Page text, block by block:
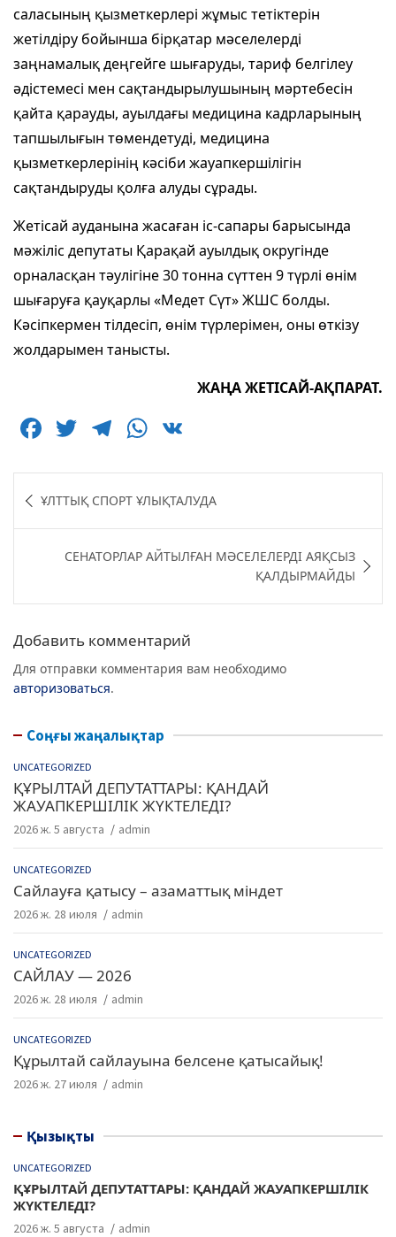
саласының қызметкерлері жұмыс тетіктерін
жетілдіру бойынша бірқатар мәселелерді
заңнамалық деңгейге шығаруды, тариф белгілеу
әдістемесі мен сақтандырылушының мәртебесін
қайта қарауды, ауылдағы медицина кадрларының
тапшылығын төмендетуді, медицина
қызметкерлерінің кәсіби жауапкершілігін
сақтандыруды қолға алуды сұрады.
Жетісай ауданына жасаған іс-сапары барысында
мәжіліс депутаты Қарақай ауылдық округінде
орналасқан тәулігіне 30 тонна сүттен 9 түрлі өнім
шығаруға қауқарлы «Медет Сүт» ЖШС болды.
Кәсіпкермен тілдесіп, өнім түрлерімен, оны өткізу
жолдарымен танысты.
ЖАҢА ЖЕТІСАЙ-АҚПАРАТ.
F
c
e
b
o
T
itt
er
T
e
g
ra
m
W
at
s
A
p
p
по ҰЛТТЫҚ СПОРТ ҰЛЫҚТАЛУДА
СЕНАТОРЛАР АЙТЫЛҒАН МӘСЕЛЕЛЕРДІ АЯҚСЫЗ
ҚАЛДЫРМАЙДЫ
Добавить комментарий
Для отправки комментария вам необходимо
авторизоваться.
Соңғы жаңалықтар
UNCATEGORIZED
ҚҰРЫЛТАЙ ДЕПУТАТТАРЫ: ҚАНДАЙ
ЖАУАПКЕРШІЛІК ЖҮКТЕЛЕДІ?
2026 ж. 5 августа admin
UNCATEGORIZED
Сайлауға қатысу – азаматтық міндет
2026 ж. 28 июля admin
UNCATEGORIZED
САЙЛАУ — 2026
2026 ж. 28 июля admin
UNCATEGORIZED
Құрылтай сайлауына белсене қатысайық!
2026 ж. 27 июля admin
Қызықты
UNCATEGORIZED
ҚҰРЫЛТАЙ ДЕПУТАТТАРЫ: ҚАНДАЙ ЖАУАПКЕРШІЛІК
ЖҮКТЕЛЕДІ?
2026 ж. 5 августа admin